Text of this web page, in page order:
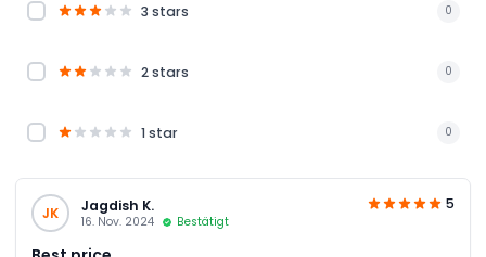
3 stars 0
2 stars 0
1 star 0
JK Jagdish K.
16. Nov. 2024 Bestätigt
5